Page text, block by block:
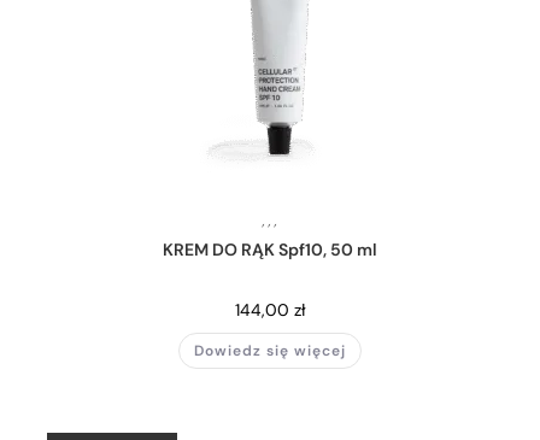
,,,
KREM DO RĄK Spf10, 50 ml
144,00 zł
Dowiedz się więcej